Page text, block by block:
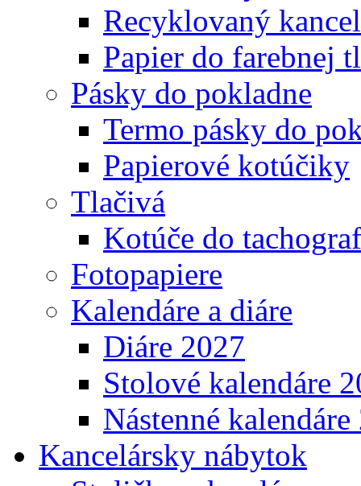
Recyklovaný
Papier do farebnej
Pásky do pokladne
Termo pásky do
Papierové kotúčiky
Tlačivá
Kotúče do
Fotopapiere
Kalendáre a diáre
Diáre 2027
Stolové kalendáre
Nástenné
Kancelársky nábytok